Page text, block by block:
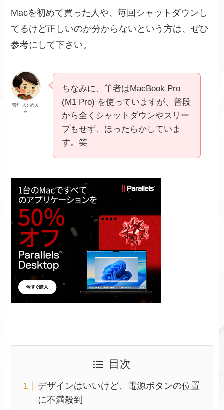
Macを初めて買った人や、毎回シャットダウンし
てるけど正しいのか分からないという方は、ぜひ
参考にして下さい。
管理人: めん
ま
ちなみに、筆者はMacBook Pro
(M1 Pro) を使っていますが、普段
から全くシャットダウンやスリー
プもせず、ほったらかしていま
す。笑
目次
デザインはいいけど、電源ボタンの位置
に不満殺到